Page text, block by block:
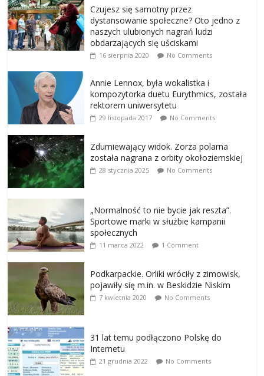
Czujesz się samotny przez
dystansowanie społeczne? Oto jedno z
naszych ulubionych nagrań ludzi
obdarzających się uściskami
16 sierpnia 2020 No Comments
Annie Lennox, była wokalistka i
kompozytorka duetu Eurythmics, została
rektorem uniwersytetu
29 listopada 2017 No Comments
Zdumiewający widok. Zorza polarna
została nagrana z orbity okołoziemskiej
28 stycznia 2025 No Comments
„Normalność to nie bycie jak reszta”.
Sportowe marki w służbie kampanii
społecznych
11 marca 2022 1 Comment
Podkarpackie. Orliki wróciły z zimowisk,
pojawiły się m.in. w Beskidzie Niskim
7 kwietnia 2020 No Comments
31 lat temu podłączono Polskę do
Internetu
21 grudnia 2022 No Comments